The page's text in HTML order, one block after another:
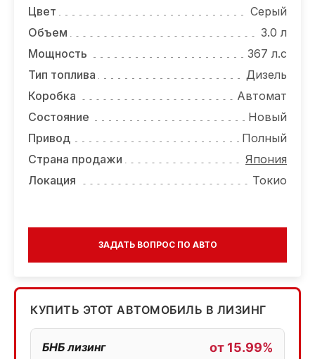
Цвет
Серый
Объем
3.0 л
Мощность
367 л.с
Тип топлива
Дизель
Коробка
Автомат
Состояние
Новый
Привод
Полный
Страна продажи
Япония
Локация
Токио
ЗАДАТЬ ВОПРОС ПО АВТО
КУПИТЬ ЭТОТ АВТОМОБИЛЬ В ЛИЗИНГ
БНБ лизинг от 15.99%